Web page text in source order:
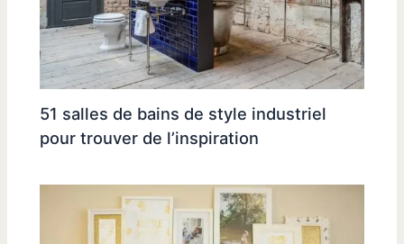
51 salles de bains de style industriel
pour trouver de l’inspiration